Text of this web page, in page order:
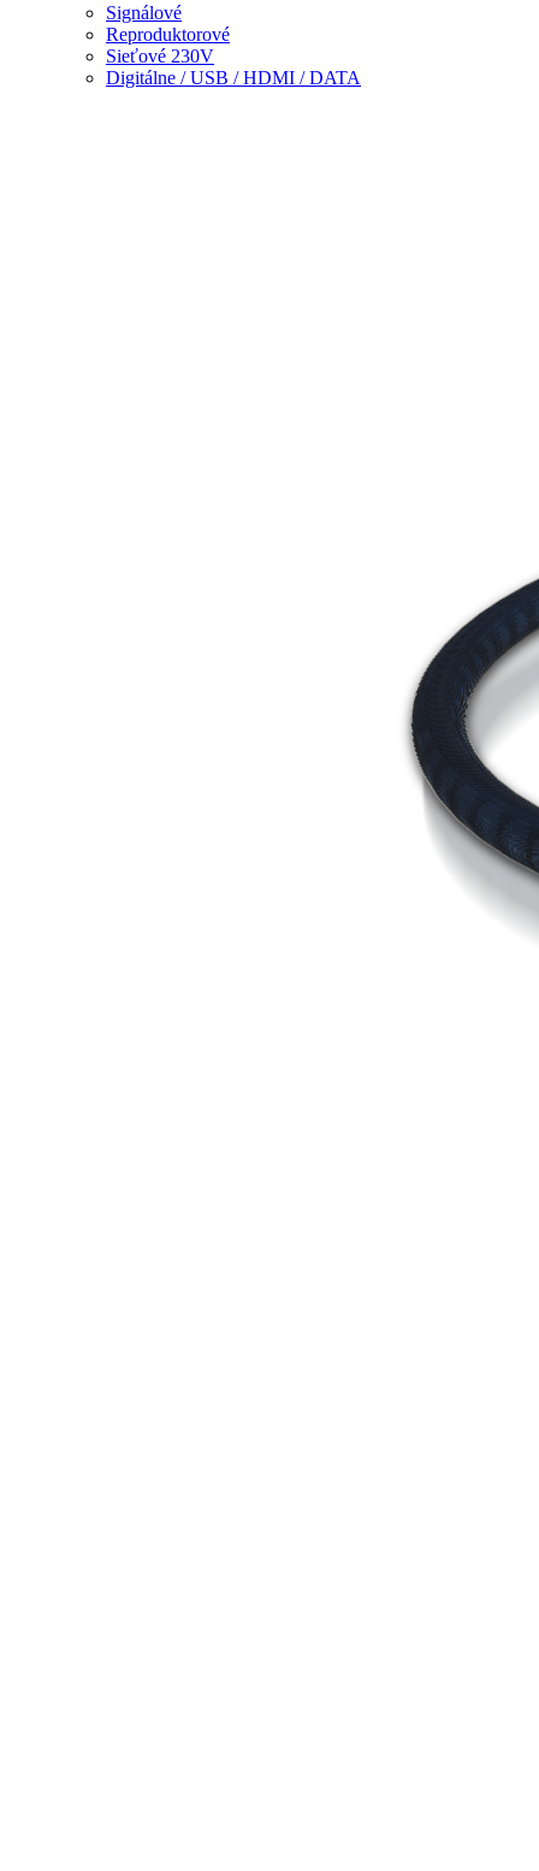
Signálové
Reproduktorové
Sieťové 230V
Digitálne / USB / HDMI / DATA